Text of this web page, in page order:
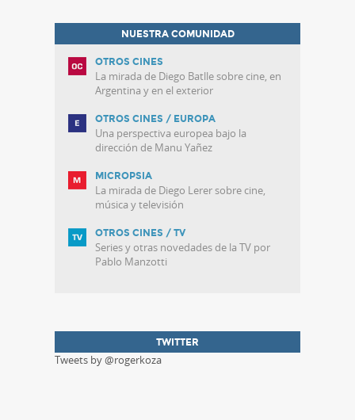
NUESTRA COMUNIDAD
OTROS CINES
La mirada de Diego Batlle sobre cine, en
Argentina y en el exterior
OTROS CINES / EUROPA
Una perspectiva europea bajo la
dirección de Manu Yañez
MICROPSIA
La mirada de Diego Lerer sobre cine,
música y televisión
OTROS CINES / TV
Series y otras novedades de la TV por
Pablo Manzotti
TWITTER
Tweets by @rogerkoza